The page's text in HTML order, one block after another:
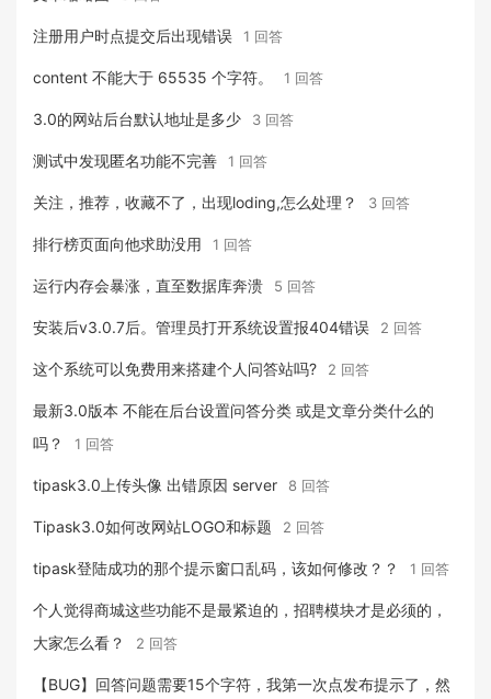
注册用户时点提交后出现错误 1 回答
content 不能大于 65535 个字符。 1 回答
3.0的网站后台默认地址是多少 3 回答
测试中发现匿名功能不完善 1 回答
关注，推荐，收藏不了，出现loding,怎么处理？ 3 回答
排行榜页面向他求助没用 1 回答
运行内存会暴涨，直至数据库奔溃 5 回答
安装后v3.0.7后。管理员打开系统设置报404错误 2 回答
这个系统可以免费用来搭建个人问答站吗? 2 回答
最新3.0版本 不能在后台设置问答分类 或是文章分类什么的
吗？
1 回答
tipask3.0上传头像 出错原因 server 8 回答
Tipask3.0如何改网站LOGO和标题 2 回答
tipask登陆成功的那个提示窗口乱码，该如何修改？？ 1 回答
个人觉得商城这些功能不是最紧迫的，招聘模块才是必须的，
大家怎么看？
2 回答
【BUG】回答问题需要15个字符，我第一次点发布提示了，然